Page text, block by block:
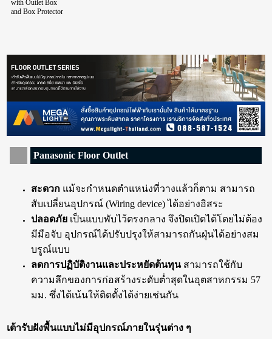
with Outlet Box
and Box Protector
Panasonic Floor Outlet
สะดวก แม้จะกำหนดตำแหน่งที่วางแล้วก็ตาม สามารถ
สับเปลี่ยนอุปกรณ์ (Wiring device) ได้อย่างอิสระ
ปลอดภัย เป็นแบบพับไว้ตรงกลาง จึงปิดเปิดได้โดยไม่ต้อง
มีมือจับ อุปกรณ์ได้ปรับปรุงให้สามารถกันฝุ่นได้อย่างสม
บรูณ์แบบ
ลดการปฏิบัติงานและประหยัดต้นทุน สามารถใช้กับ
ความลึกของการก่อสร้างระดับต่ำสุดในอุตสาหกรรม 57
มม. ซึ่งได้เน้นให้ติดตั้งได้ง่ายเช่นกัน
เต้ารับฝังพื้นแบบไม่มีอุปกรณ์ภายในรุ่นต่าง ๆ